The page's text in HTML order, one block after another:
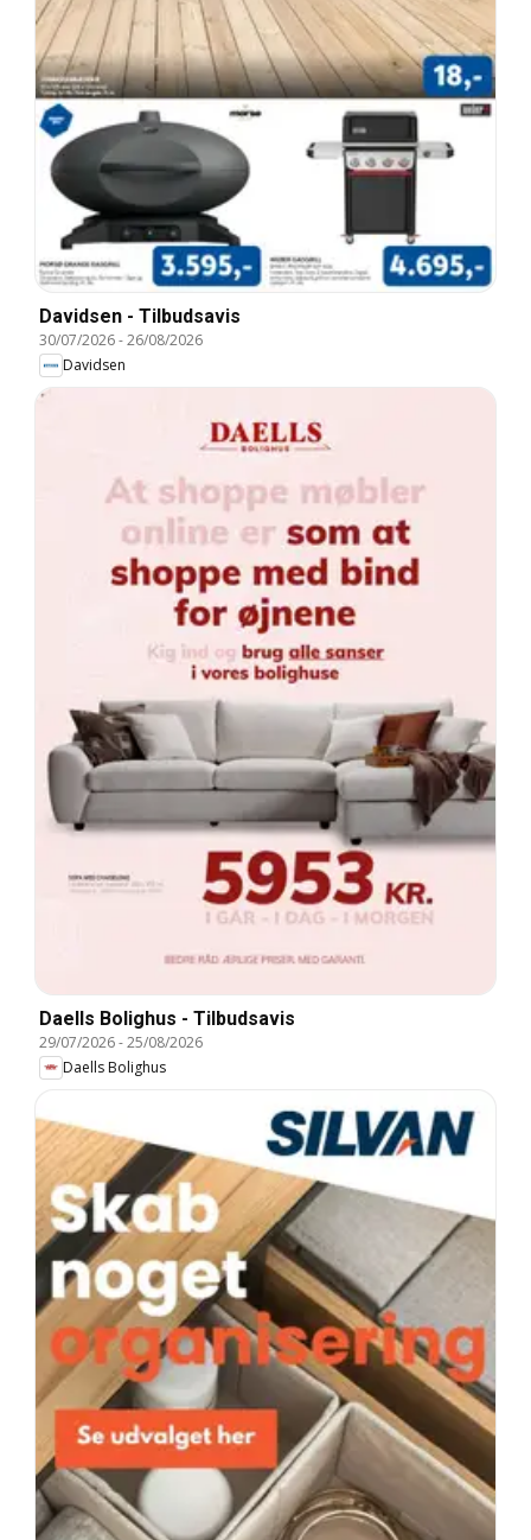
Davidsen - Tilbudsavis
30/07/2026-26/08/2026
Davidsen
Daells Bolighus - Tilbudsavis
29/07/2026-25/08/2026
Daells Bolighus